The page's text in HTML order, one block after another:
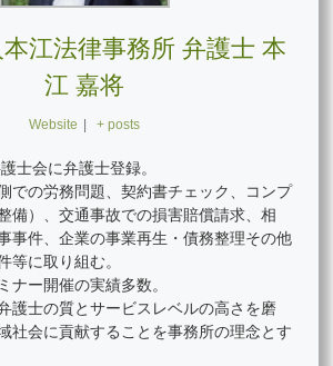
江法律事務所 弁護士 本
江 嘉将
Website + posts
士会に弁護士登録。
での労務問題、契約書チェック、コンプ
備）、交通事故での損害賠償請求、相
事件、企業の事業再生・債務整理その他
等に取り組む。
ナー開催の実績多数。
護士の質とサービスレベルの高さを磨
社会に貢献することを事務所の理念とす